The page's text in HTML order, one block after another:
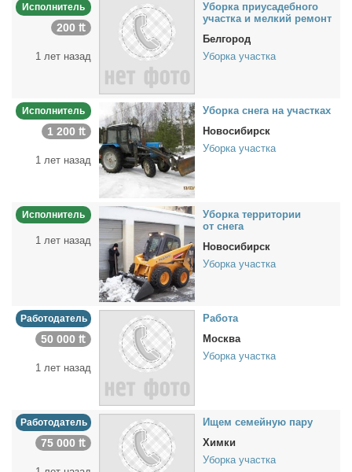
Исполнитель
200 ₶
1 лет назад
Убор­ка при­уса­деб­но­го
участ­ка и мел­кий ре­монт
Белгород
Уборка участка
Исполнитель
1 200 ₶
1 лет назад
Убор­ка сне­га на участ­ках
Новосибирск
Уборка участка
Исполнитель
1 лет назад
Убор­ка тер­ри­то­рии
от сне­га
Новосибирск
Уборка участка
Работодатель
50 000 ₶
1 лет назад
Ра­бо­та
Москва
Уборка участка
Работодатель
75 000 ₶
Ищем се­мей­ную па­ру
Химки
Уборка участка